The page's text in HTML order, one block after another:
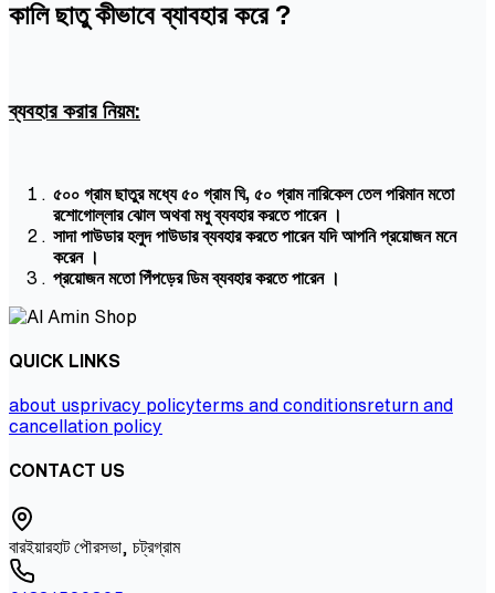
কালি ছাতু কীভাবে ব্যাবহার করে ?
ব্যবহার করার নিয়ম:
৫০০ গ্রাম ছাতুর মধ্যে ৫০ গ্রাম ঘি, ৫০ গ্রাম নারিকেল তেল পরিমান মতো
রশোগোল্লার ঝোল অথবা মধু ব্যবহার করতে পারেন ।
সাদা পাউডার হলুদ পাউডার ব্যবহার করতে পারেন যদি আপনি প্রয়োজন মনে
করেন ।
প্রয়োজন মতো পিঁপড়ের ডিম ব্যবহার করতে পারেন ।
QUICK LINKS
about usprivacy policyterms and conditionsreturn and
cancellation policy
CONTACT US
বারইয়ারহাট পৌরসভা, চট্রগ্রাম